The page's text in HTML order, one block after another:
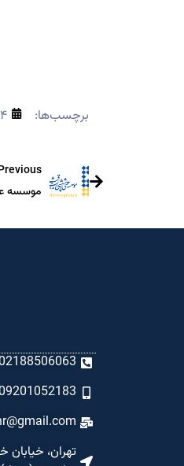
برچسب‌ها: ۲۴
موسسه
تهران، خیابان